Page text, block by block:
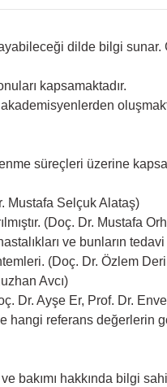
dilde bilgi
kapsamaktadır.
süreçleri üzerine
Mustafa Selçuk Alataş)
(Doç. Dr. Mustafa
ve bunların
(Doç. Dr. Özlem
Avcı)
Dr. Ayşe Er, Prof. Dr.
hangi referans değerlerin
bakımı hakkında bilgi